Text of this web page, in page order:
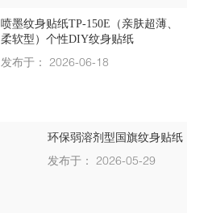
喷墨纹身贴纸TP-150E（亲肤超薄、
柔软型）个性DIY纹身贴纸
发布于： 2026-06-18
环保弱溶剂型国旗纹身贴纸
发布于： 2026-05-29